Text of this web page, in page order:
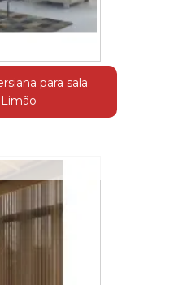
para sala